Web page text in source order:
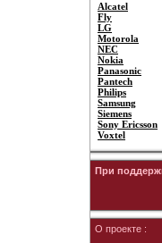
Alcatel
Fly
LG
Motorola
NEC
Nokia
Panasonic
Pantech
Philips
Samsung
Siemens
Sony Ericsson
Voxtel
При
О проекте :